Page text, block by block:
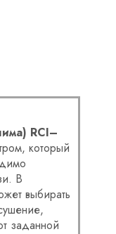
RCI–
который
В
выбирать
заданной